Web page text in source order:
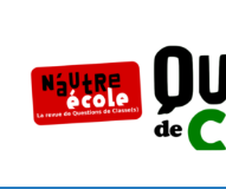
contenu